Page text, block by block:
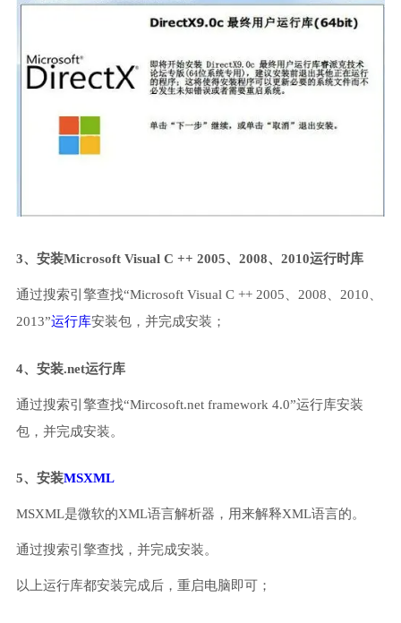
3、安装Microsoft Visual C ++ 2005、2008、2010运行时库
通过搜索引擎查找“Microsoft Visual C ++ 2005、2008、2010、
2013”运行库安装包，并完成安装；
4、安装.net运行库
通过搜索引擎查找“Mircosoft.net framework 4.0”运行库安装
包，并完成安装。
5、安装MSXML
MSXML是微软的XML语言解析器，用来解释XML语言的。
通过搜索引擎查找，并完成安装。
以上运行库都安装完成后，重启电脑即可；